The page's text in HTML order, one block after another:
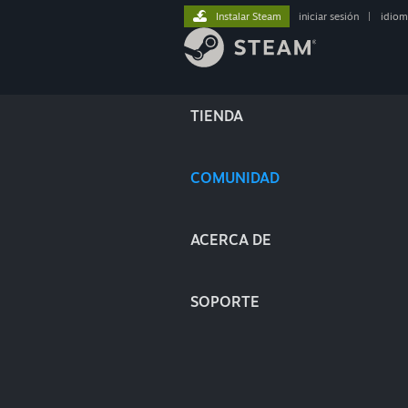
TIENDA
COMUNIDAD
ACERCA DE
SOPORTE
Instalar Steam iniciar sesión